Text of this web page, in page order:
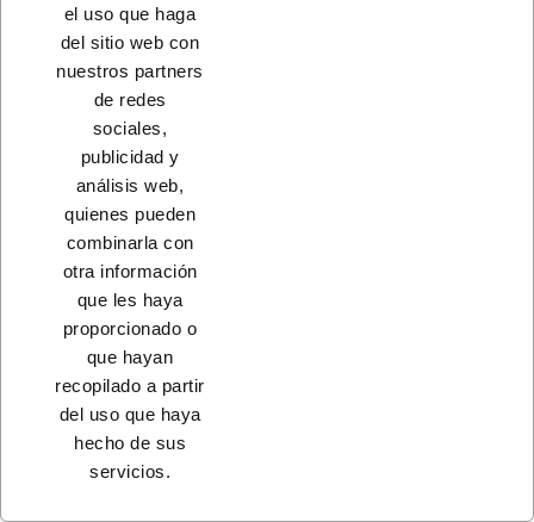
CONTACTO
PRODUCTOS
NUESTRA EMPRESA
© 2023 - Coferdroza, S. Coop. Ltda.
el uso que haga
del sitio web con
nuestros partners
de redes
sociales,
publicidad y
análisis web,
quienes pueden
combinarla con
otra información
que les haya
proporcionado o
que hayan
recopilado a partir
del uso que haya
hecho de sus
servicios.